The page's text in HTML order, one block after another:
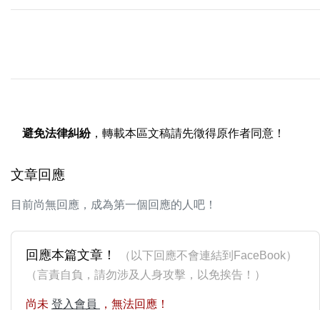
避免法律糾紛，轉載本區文稿請先徵得原作者同意！
文章回應
目前尚無回應，成為第一個回應的人吧！
回應本篇文章！
（以下回應不會連結到FaceBook）
（言責自負，請勿涉及人身攻擊，以免挨告！）
尚未 登入會員 ，無法回應！